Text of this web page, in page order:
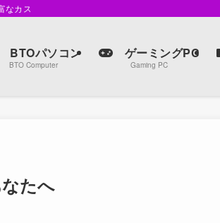
カスタマイズオプションで、自分だけの最強マシンを
BTOパソコン
BTO Computer
ゲーミングPC
Gaming PC
たへ